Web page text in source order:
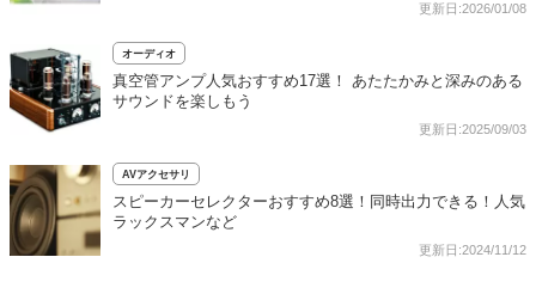
更新日:2026/01/08
オーディオ
真空管アンプ人気おすすめ17選！ あたたかみと深みのある
サウンドを楽しもう
更新日:2025/09/03
AVアクセサリ
スピーカーセレクターおすすめ8選！同時出力できる！人気
ラックスマンなど
更新日:2024/11/12